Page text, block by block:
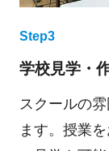
Step3
学校見学・
スクールの
ます。授業